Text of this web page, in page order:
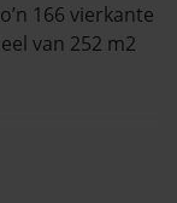
166 vierkante
van 252 m2
5% in waarde
is